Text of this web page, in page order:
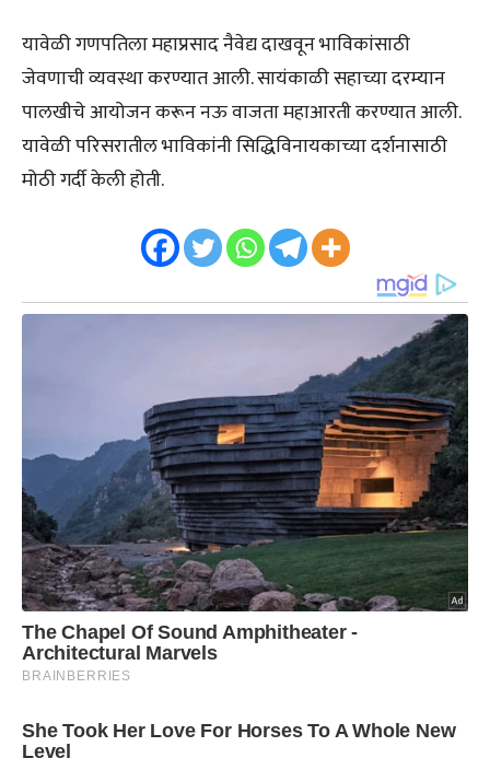
यावेळी गणपतिला महाप्रसाद नैवेद्य दाखवून भाविकांसाठी
जेवणाची व्यवस्था करण्यात आली. सायंकाळी सहाच्या दरम्यान
पालखीचे आयोजन करून नऊ वाजता महाआरती करण्यात आली.
यावेळी परिसरातील भाविकांनी सिद्धिविनायकाच्या दर्शनासाठी
मोठी गर्दी केली होती.